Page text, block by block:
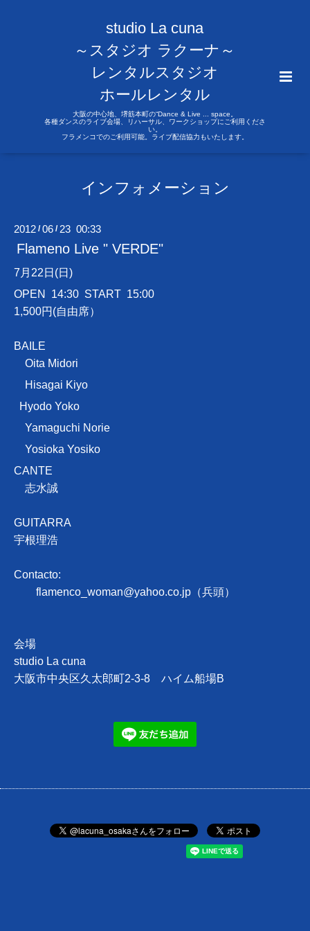
studio La cuna
～スタジオ ラクーナ～
レンタルスタジオ
ホールレンタル
大阪の中心地、堺筋本町の“Dance & Live ... space。
各種ダンスのライブ会場、リハーサル、ワークショップにご利用くださ
い。
フラメンコでのご利用可能。ライブ配信協力もいたします。
インフォメーション
2012 /06 / 23 00:33
Flameno Live " VERDE"
7月22日(日)
OPEN 14:30 START 15:00
1,500円(自由席）
BAILE
Oita Midori
Hisagai Kiyo
Hyodo Yoko
Yamaguchi Norie
Yosioka Yosiko
CANTE
志水誠
GUITARRA
宇根理浩
Contacto:
flamenco_woman@yahoo.co.jp （兵頭）
会場
studio La cuna
大阪市中央区久太郎町2-3-8 ハイム船場B